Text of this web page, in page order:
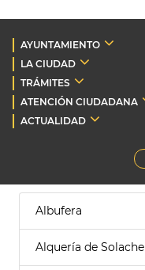
AYUNTAMIENTO
LA CIUDAD
TRÁMITES
ATENCIÓN CIUDADANA
ACTUALIDAD
Albufera
Alquería de Solache